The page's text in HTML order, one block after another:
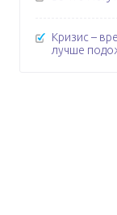
Кризис –
лучше